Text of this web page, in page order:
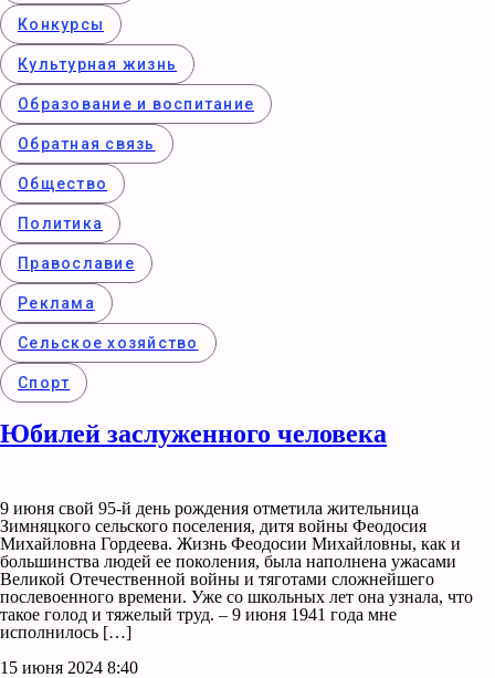
Конкурcы
Культурная жизнь
Образование и воспитание
Обратная связь
Общество
Политика
Православие
Реклама
Сельское хозяйство
Спорт
Юбилей заслуженного человека
9 июня свой 95-й день рождения отметила жительница
Зимняцкого сельского поселения, дитя войны Феодосия
Михайловна Гордеева. Жизнь Феодосии Михайловны, как и
большинства людей ее поколения, была наполнена ужасами
Великой Отечественной войны и тяготами сложнейшего
послевоенного времени. Уже со школьных лет она узнала, что
такое голод и тяжелый труд. – 9 июня 1941 года мне
исполнилось […]
15 июня 2024 8:40